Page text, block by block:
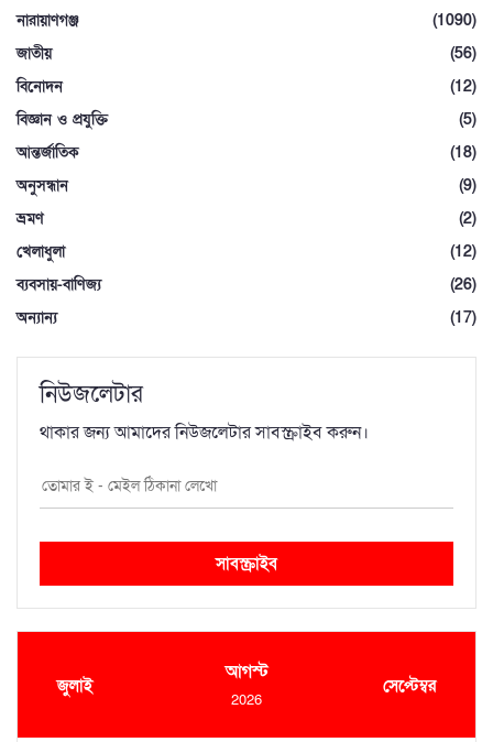
নারায়াণগঞ্জ
(1090)
জাতীয়
(56)
বিনোদন
(12)
বিজ্ঞান ও প্রযুক্তি
(5)
আন্তর্জাতিক
(18)
অনুসন্ধান
(9)
ভ্রমণ
(2)
খেলাধুলা
(12)
ব্যবসায়-বাণিজ্য
(26)
অন্যান্য
(17)
নিউজলেটার
থাকার জন্য আমাদের নিউজলেটার সাবস্ক্রাইব করুন।
সাবস্ক্রাইব
জুলাই
আগস্ট
2026
সেপ্টেম্বর